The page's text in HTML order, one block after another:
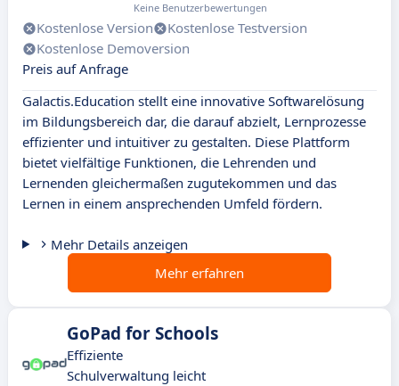
Keine Benutzerbewertungen
Kostenlose Version
Kostenlose Testversion
Kostenlose Demoversion
Preis auf Anfrage
Galactis.Education stellt eine innovative Softwarelösung
im Bildungsbereich dar, die darauf abzielt, Lernprozesse
effizienter und intuitiver zu gestalten. Diese Plattform
bietet vielfältige Funktionen, die Lehrenden und
Lernenden gleichermaßen zugutekommen und das
Lernen in einem ansprechenden Umfeld fördern.
Mehr Details anzeigen
Mehr erfahren
GoPad for Schools
Effiziente
Schulverwaltung leicht